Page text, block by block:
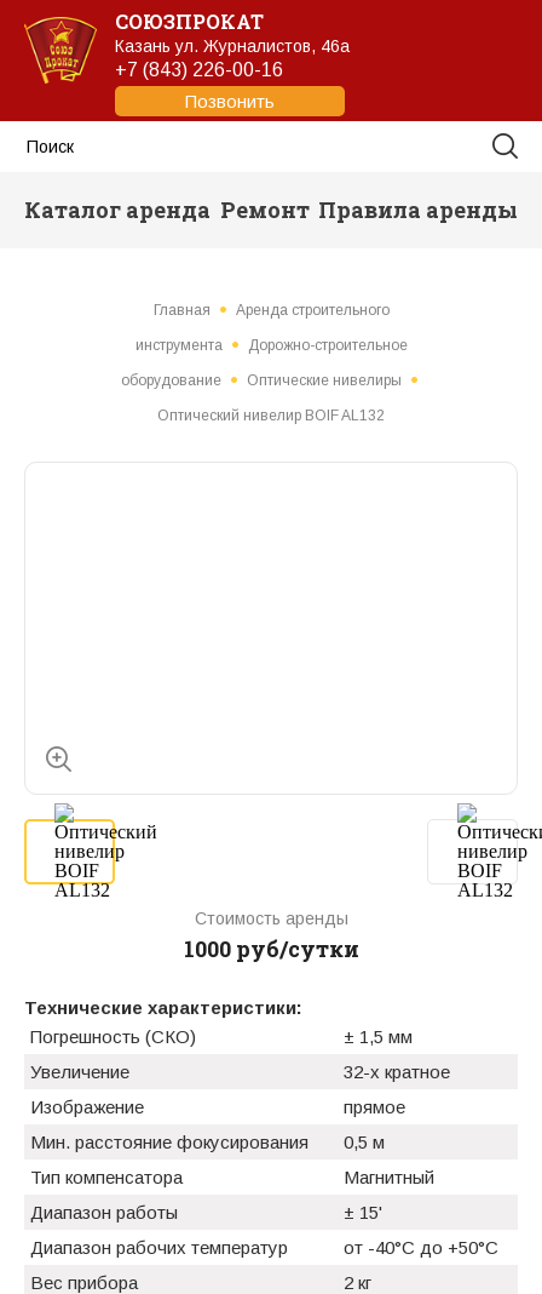
СОЮЗПРОКАТ
Казань ул. Журналистов, 46а
+7 (843) 226-00-16
Позвонить
Каталог аренда Ремонт Правила аренды
Главная Аренда строительного
инструмента Дорожно-строительное
оборудование Оптические нивелиры
Оптический нивелир BOIF AL132
Стоимость аренды
1000 руб/сутки
Технические характеристики:
Погрешность (СКО)
± 1,5 мм
Увеличение
32-х кратное
Изображение
прямое
Мин. расстояние фокусирования
0,5 м
Тип компенсатора
Магнитный
Диапазон работы
± 15'
Диапазон рабочих температур
от -40°C до +50°C
Вес прибора
2 кг